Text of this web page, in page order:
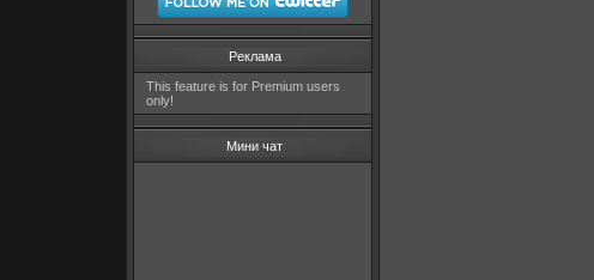
Реклама
This feature is for Premium users
only!
Мини чат